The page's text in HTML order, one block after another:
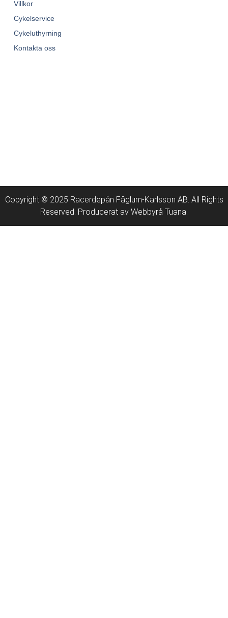
Villkor
Cykelservice
Cykeluthyrning
Kontakta oss
Copyright © 2025 Racerdepån Fåglum-Karlsson AB. All Rights
Reserved. Producerat av Webbyrå Tuana.​